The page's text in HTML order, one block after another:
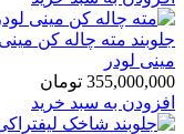
بود.
مینی لودر
355,000,000 تومان
افزودن به سبد خرید